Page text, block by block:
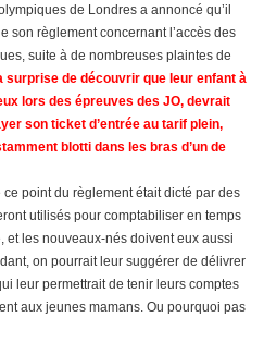
de Londres a annoncé qu’il
son règlement concernant l’accès des
suite à de nombreuses plaintes de
surprise de découvrir que leur enfant à
lors des épreuves des JO, devrait
son ticket d’entrée au tarif plein,
blotti dans les bras d’un de
point du règlement était dicté par des
utilisés pour comptabiliser en temps
les nouveaux-nés doivent eux aussi
on pourrait leur suggérer de délivrer
leur permettrait de tenir leurs comptes
aux jeunes mamans. Ou pourquoi pas